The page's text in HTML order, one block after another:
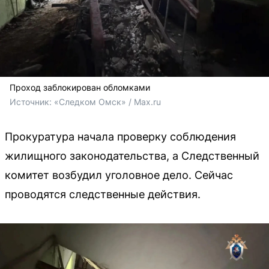
Проход заблокирован обломками
Источник: «Следком Омск» / Max.ru
Прокуратура начала проверку соблюдения
жилищного законодательства, а Следственный
комитет возбудил уголовное дело. Сейчас
проводятся следственные действия.